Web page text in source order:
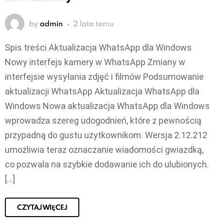
by admin 2 lata temu
Spis treści Aktualizacja WhatsApp dla Windows
Nowy interfejs kamery w WhatsApp Zmiany w
interfejsie wysyłania zdjęć i filmów Podsumowanie
aktualizacji WhatsApp Aktualizacja WhatsApp dla
Windows Nowa aktualizacja WhatsApp dla Windows
wprowadza szereg udogodnień, które z pewnością
przypadną do gustu użytkownikom. Wersja 2.12.212
umożliwia teraz oznaczanie wiadomości gwiazdką,
co pozwala na szybkie dodawanie ich do ulubionych.
[…]
CZYTAJ WIĘCEJ